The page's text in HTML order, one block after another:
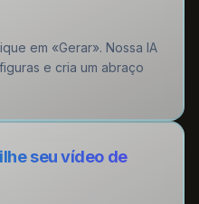
em «Gerar». Nossa IA
e cria um abraço
seu vídeo de